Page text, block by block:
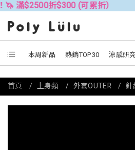
折$300 (可累折） 全館3件
本周新品 熱銷TOP30 涼感研
首頁 上身類 外套OUTER 針